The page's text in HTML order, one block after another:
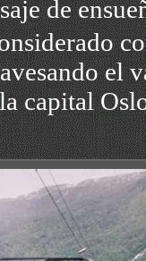
de
el
capital